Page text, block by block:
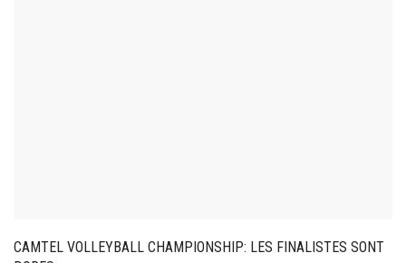
CAMTEL VOLLEYBALL CHAMPIONSHIP: LES FINALISTES SONT